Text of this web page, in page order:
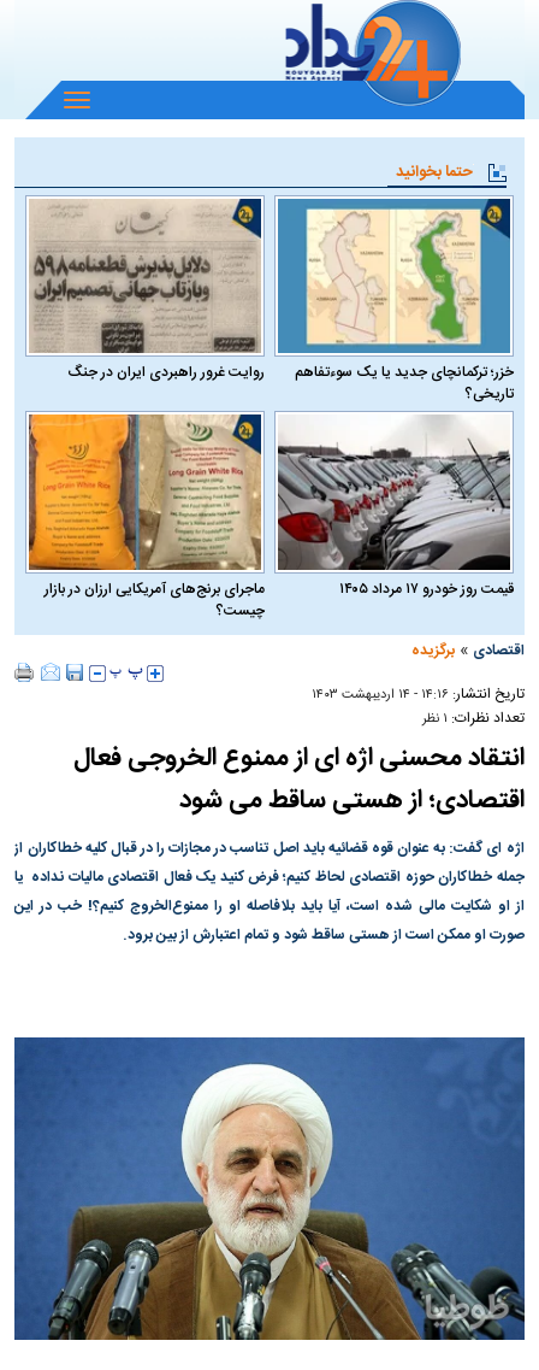
باز
و
منو
حتما بخوانید
خزر؛ ترکمانچای جدید یا یک سوءتفاهم
تاریخی؟
روایت غرور راهبردی ایران در جنگ
قیمت روز خودرو ۱۷ مرداد ۱۴۰۵
ماجرای برنج‌های آمریکایی ارزان در بازار
چیست؟
اقتصادی »برگزیده
تاریخ انتشار: ۱۴:۱۶ - ۱۴ ارديبهشت ۱۴۰۳
تعداد نظرات: ۱ نظر
انتقاد محسنی اژه ای از ممنوع الخروجی فعال
اقتصادی؛ از هستی ساقط می شود
اژه ای گفت: به عنوان قوه قضائیه باید اصل تناسب در مجازات را در قبال کلیه خطاکاران از
جمله خطاکاران حوزه اقتصادی لحاظ کنیم؛ فرض کنید یک فعال اقتصادی مالیات نداده یا
از او شکایت مالی شده است، آیا باید بلافاصله او را ممنوع‌الخروج کنیم؟! خب در این
صورت او ممکن است از هستی ساقط شود و تمام اعتبارش از بین برود.